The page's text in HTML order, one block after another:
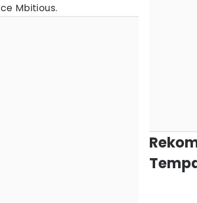
Mbitious.